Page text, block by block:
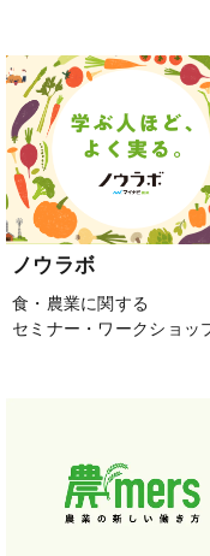
ノウラボ
食・農業に関する
セミナー・ワークショッ